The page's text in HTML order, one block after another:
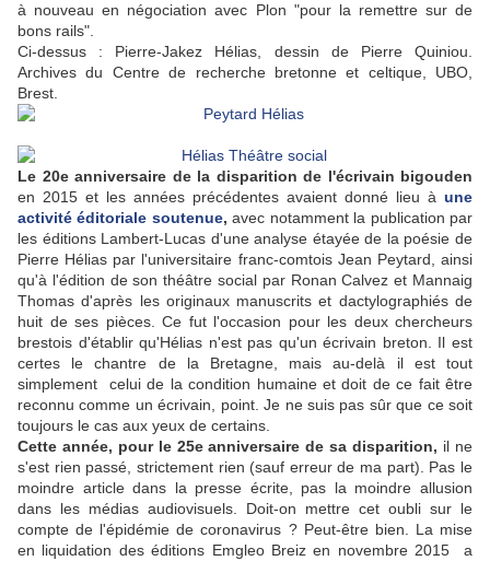
à nouveau en négociation avec Plon "pour la remettre sur de
bons rails".
Ci-dessus : Pierre-Jakez Hélias, dessin de Pierre Quiniou.
Archives du Centre de recherche bretonne et celtique, UBO,
Brest.
Le 20e anniversaire de la disparition de l'écrivain bigouden
en 2015 et les années précédentes avaient donné lieu à une
activité éditoriale soutenue, avec notamment la publication par
les éditions Lambert-Lucas d'une analyse étayée de la poésie de
Pierre Hélias par l'universitaire franc-comtois Jean Peytard, ainsi
qu'à l'édition de son théâtre social par Ronan Calvez et Mannaig
Thomas d'après les originaux manuscrits et dactylographiés de
huit de ses pièces. Ce fut l'occasion pour les deux chercheurs
brestois d'établir qu'Hélias n'est pas qu'un écrivain breton. Il est
certes le chantre de la Bretagne, mais au-delà il est tout
simplement celui de la condition humaine et doit de ce fait être
reconnu comme un écrivain, point. Je ne suis pas sûr que ce soit
toujours le cas aux yeux de certains.
Cette année, pour le 25e anniversaire de sa disparition, il ne
s'est rien passé, strictement rien (sauf erreur de ma part). Pas le
moindre article dans la presse écrite, pas la moindre allusion
dans les médias audiovisuels. Doit-on mettre cet oubli sur le
compte de l'épidémie de coronavirus ? Peut-être bien. La mise
en liquidation des éditions Emgleo Breiz en novembre 2015 a